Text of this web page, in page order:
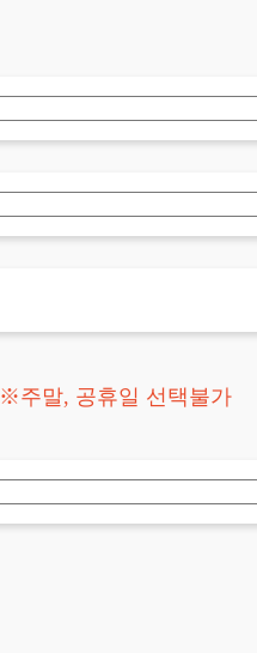
※주말, 공휴일 선택불가